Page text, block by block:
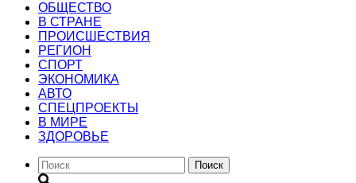
ОБЩЕСТВО
В СТРАНЕ
ПРОИСШЕСТВИЯ
РЕГИОН
CПОРТ
ЭКОНОМИКА
АВТО
СПЕЦПРОЕКТЫ
В МИРЕ
ЗДОРОВЬЕ
Поиск